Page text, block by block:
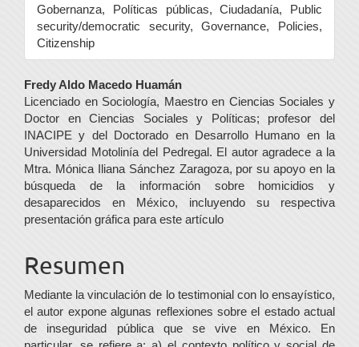
Gobernanza, Políticas públicas, Ciudadanía, Public
security/democratic security, Governance, Policies,
Citizenship
Contenido
principal
del
artículo
Fredy Aldo Macedo Huamán
Licenciado en Sociología, Maestro en Ciencias Sociales y
Doctor en Ciencias Sociales y Políticas; profesor del
INACIPE y del Doctorado en Desarrollo Humano en la
Universidad Motolinía del Pedregal. El autor agradece a la
Mtra. Mónica Iliana Sánchez Zaragoza, por su apoyo en la
búsqueda de la información sobre homicidios y
desaparecidos en México, incluyendo su respectiva
presentación gráfica para este artículo
Resumen
Mediante la vinculación de lo testimonial con lo ensayístico,
el autor expone algunas reflexiones sobre el estado actual
de inseguridad pública que se vive en México. En